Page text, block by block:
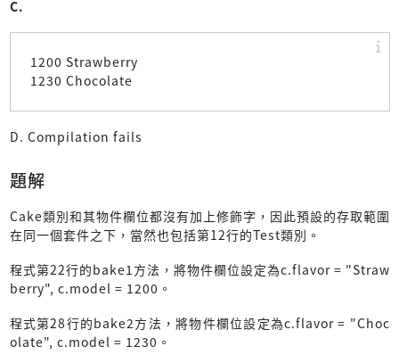
C.
1200 Strawberry
1230 Chocolate
D. Compilation fails
題解
Cake類別和其物件欄位都沒有加上修飾字，因此預設的存取範圍
在同一個套件之下，當然也包括第12行的Test類別。
程式第22行的bake1方法，將物件欄位設定為c.flavor = "Straw
berry", c.model = 1200。
程式第28行的bake2方法，將物件欄位設定為c.flavor = "Choc
olate", c.model = 1230。